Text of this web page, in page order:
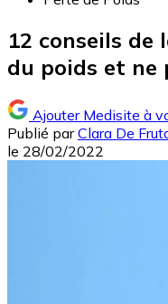
12 conseils de
du poids et ne
Ajouter Medisite à
Publié par Clara De
le 28/02/2022